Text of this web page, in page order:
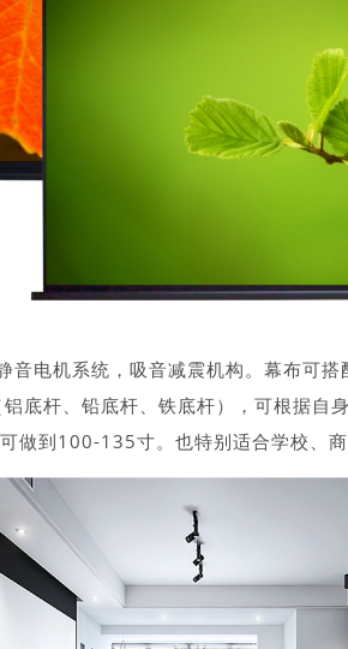
音电机系统，吸音减震机构。幕布可
底杆、铅底杆、铁底杆），可根据自
到100-135寸。也特别适合学校、商